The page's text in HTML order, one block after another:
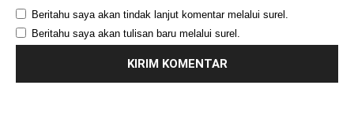
Beritahu saya akan tindak lanjut komentar melalui surel.
Beritahu saya akan tulisan baru melalui surel.